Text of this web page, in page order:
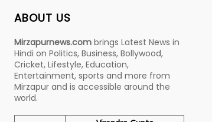
ABOUT US
Mirzapurnews.com brings Latest News in
Hindi on Politics, Business, Bollywood,
Cricket, Lifestyle, Education,
Entertainment, sports and more from
Mirzapur and is accessible around the
world.